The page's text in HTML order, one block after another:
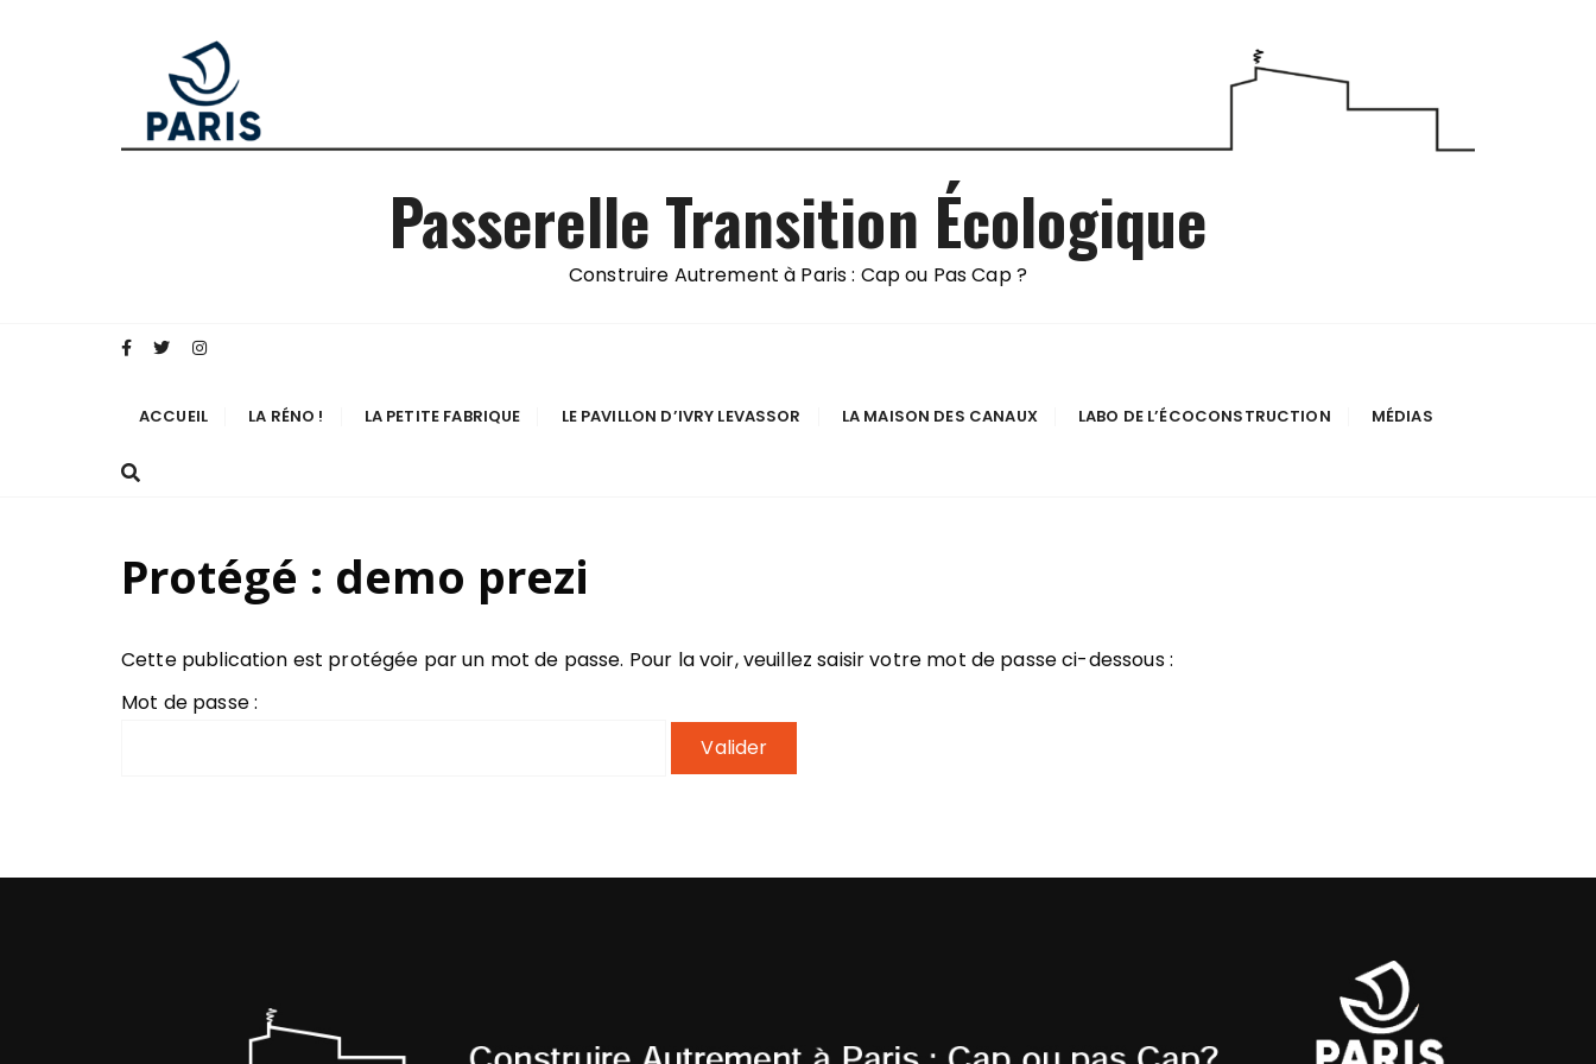
Passerelle Transition Écologique
Construire Autrement à Paris : Cap ou Pas Cap ?
ACCUEIL LA RÉNO ! LA PETITE FABRIQUE LE PAVILLON D’IVRY LEVASSOR LA MAISON DES CANAUX LABO DE L’ÉCOCONSTRUCTION MÉDIAS
Protégé : demo prezi
Cette publication est protégée par un mot de passe. Pour la voir, veuillez saisir votre mot de passe ci-dessous :
Mot de passe :